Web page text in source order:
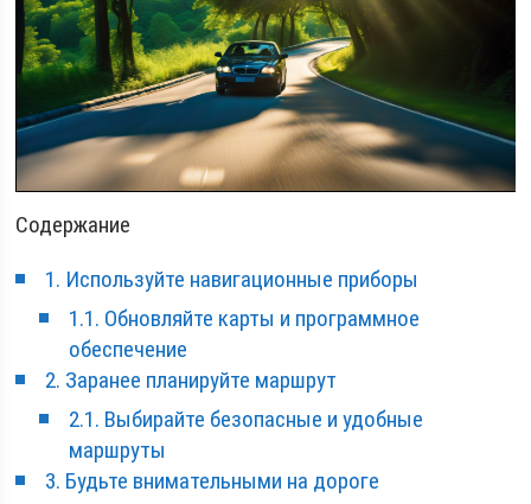
Содержание
1. Используйте навигационные приборы
1.1. Обновляйте карты и программное
обеспечение
2. Заранее планируйте маршрут
2.1. Выбирайте безопасные и удобные
маршруты
3. Будьте внимательными на дороге